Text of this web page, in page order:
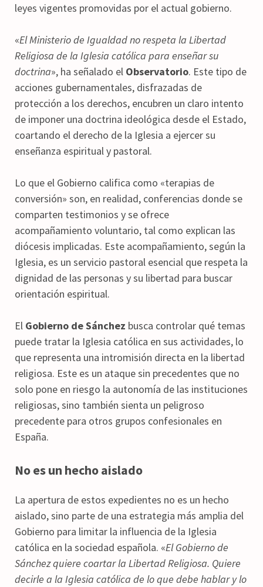
leyes vigentes promovidas por el actual gobierno.
«El Ministerio de Igualdad no respeta la Libertad
Religiosa de la Iglesia católica para enseñar su
doctrina», ha señalado el Observatorio. Este tipo de
acciones gubernamentales, disfrazadas de
protección a los derechos, encubren un claro intento
de imponer una doctrina ideológica desde el Estado,
coartando el derecho de la Iglesia a ejercer su
enseñanza espiritual y pastoral.
Lo que el Gobierno califica como «terapias de
conversión» son, en realidad, conferencias donde se
comparten testimonios y se ofrece
acompañamiento voluntario, tal como explican las
diócesis implicadas. Este acompañamiento, según la
Iglesia, es un servicio pastoral esencial que respeta la
dignidad de las personas y su libertad para buscar
orientación espiritual.
El Gobierno de Sánchez busca controlar qué temas
puede tratar la Iglesia católica en sus actividades, lo
que representa una intromisión directa en la libertad
religiosa. Este es un ataque sin precedentes que no
solo pone en riesgo la autonomía de las instituciones
religiosas, sino también sienta un peligroso
precedente para otros grupos confesionales en
España.
No es un hecho aislado
La apertura de estos expedientes no es un hecho
aislado, sino parte de una estrategia más amplia del
Gobierno para limitar la influencia de la Iglesia
católica en la sociedad española. «El Gobierno de
Sánchez quiere coartar la Libertad Religiosa. Quiere
decirle a la Iglesia católica de lo que debe hablar y lo